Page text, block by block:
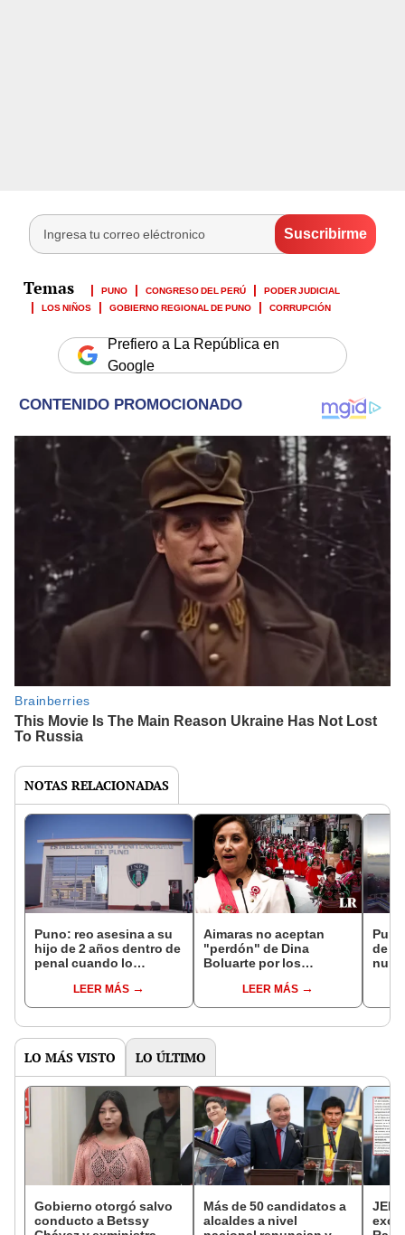
PUNO CONGRESO DEL PERÚ
PODER JUDICIAL
LOS NIÑOS
GOBIERNO REGIONAL DE PUNO CORRUPCIÓN
Prefiero a La República en
Google
NOTAS RELACIONADAS
Puno: reo asesina a su
hijo de 2 años dentro de
penal cuando lo
LEER MÁS
Aimaras no aceptan
"perdón" de Dina
Boluarte por los
LEER MÁS
de
LO MÁS VISTO LO ÚLTIMO
Gobierno otorgó salvo
conducto a Betssy
Más de 50 candidatos a
alcaldes a nivel
JEE